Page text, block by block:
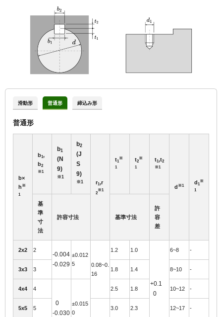
滑動形 普通形 締込み形
普通形
b×
h ※
1
b1,
b2
※1
b1
(N
9)
※1
b2
(J
S
9)
※1 r1,r
2
※1
t1
※
1
t2
※
1
t1,t2
※1
d ※1
d1
※
1
基
準
寸
法
許容寸法 基準寸法
許
容
差
2x2 2
-0.004
-0.029
±0.012
5
0.08~0.
16
1.2 1.0
+0.1
0
6~8 -
3x3 3 1.8 1.4 8~10 -
4x4 4
0
-0.030
±0.015
0
2.5 1.8 10~12 -
5x5 5 3.0 2.3 12~17 -